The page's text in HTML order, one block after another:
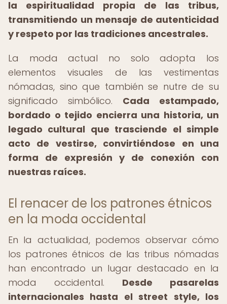
la espiritualidad propia de las tribus,
transmitiendo un mensaje de autenticidad
y respeto por las tradiciones ancestrales.
La moda actual no solo adopta los
elementos visuales de las vestimentas
nómadas, sino que también se nutre de su
significado simbólico. Cada estampado,
bordado o tejido encierra una historia, un
legado cultural que trasciende el simple
acto de vestirse, convirtiéndose en una
forma de expresión y de conexión con
nuestras raíces.
El renacer de los patrones étnicos
en la moda occidental
En la actualidad, podemos observar cómo
los patrones étnicos de las tribus nómadas
han encontrado un lugar destacado en la
moda occidental. Desde pasarelas
internacionales hasta el street style, los